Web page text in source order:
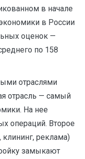
в начале
в России
оценок —
по 158
отраслями
отрасль — самый
На нее
операций. Второе
клининг, реклама)
замыкают